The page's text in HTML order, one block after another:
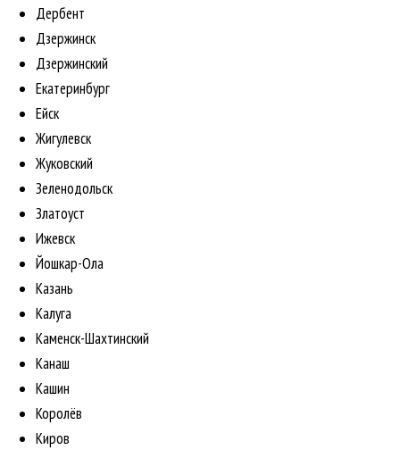
Дербент
Дзержинск
Дзержинский
Екатеринбург
Ейск
Жигулевск
Жуковский
Зеленодольск
Златоуст
Ижевск
Йошкар-Ола
Казань
Калуга
Каменск-Шахтинский
Канаш
Кашин
Королёв
Киров